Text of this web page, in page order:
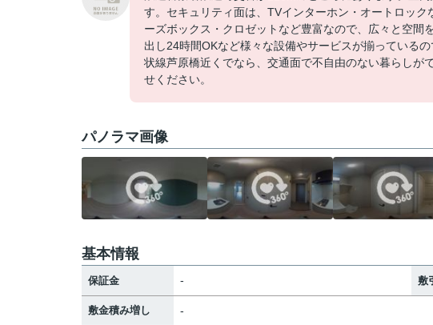
す。セキュリティ面は、TVインターホン・オートロッ
ーズボックス・クロゼットなど豊富なので、広々と空間
出し24時間OKなど様々な設備やサービスが揃っている
状線芦原橋近くでなら、交通面で不自由のない暮らしが
せください。
パノラマ画像
基本情報
保証金 - 敷
敷金積み増し -